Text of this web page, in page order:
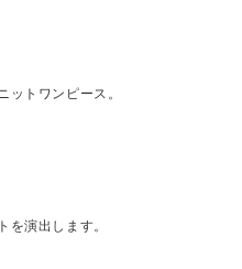
トワンピース。
演出します。